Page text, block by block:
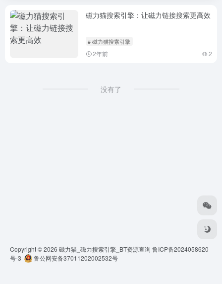
磁力猫搜索引擎：让磁力链接搜索更高效
# 磁力猫搜索引擎
2年前 2
没有了
Copyright © 2026 磁力猫_磁力搜索引擎_BT资源查询 鲁ICP备2024058620
号-3
鲁公网安备37011202002532号